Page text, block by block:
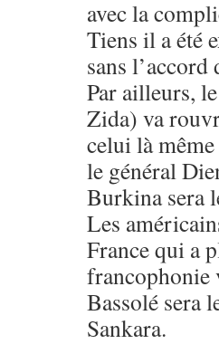
avec la
Tiens il a été
sans
Par ailleurs,
Zida) va
celui là
le général
Burkina sera
Les
France qui a
francophonie
Bassolé sera
Sankara.